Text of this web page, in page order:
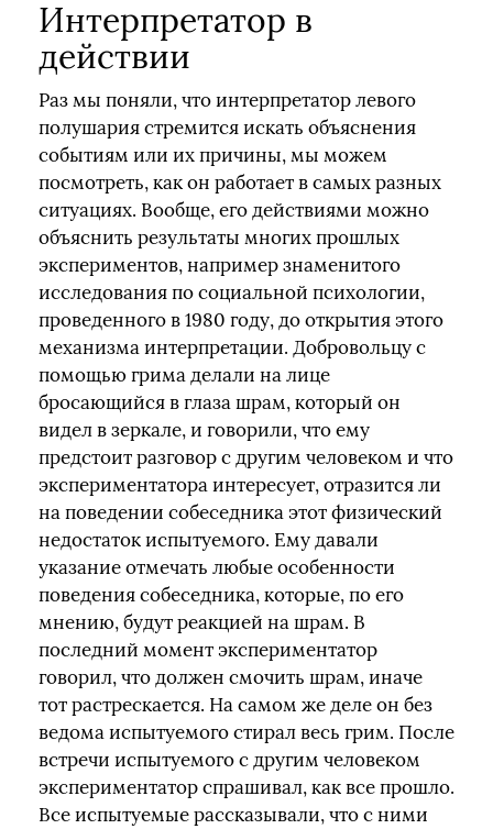
Интерпретатор в
действии
Раз мы поняли, что интерпретатор левого
полушария стремится искать объяснения
событиям или их причины, мы можем
посмотреть, как он работает в самых разных
ситуациях. Вообще, его действиями можно
объяснить результаты многих прошлых
экспериментов, например знаменитого
исследования по социальной психологии,
проведенного в 1980 году, до открытия этого
механизма интерпретации. Добровольцу с
помощью грима делали на лице
бросающийся в глаза шрам, который он
видел в зеркале, и говорили, что ему
предстоит разговор с другим человеком и что
экспериментатора интересует, отразится ли
на поведении собеседника этот физический
недостаток испытуемого. Ему давали
указание отмечать любые особенности
поведения собеседника, которые, по его
мнению, будут реакцией на шрам. В
последний момент экспериментатор
говорил, что должен смочить шрам, иначе
тот растрескается. На самом же деле он без
ведома испытуемого стирал весь грим. После
встречи испытуемого с другим человеком
экспериментатор спрашивал, как все прошло.
Все испытуемые рассказывали, что с ними